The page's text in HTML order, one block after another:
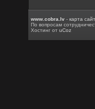
www.cobra.lv -карта
По вопросам
Хостинг отuCoz